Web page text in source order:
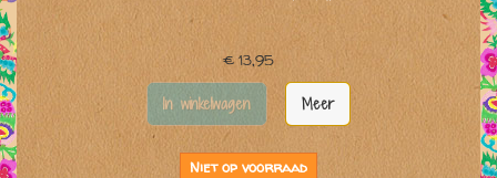
€ 13,95
In winkelwagen Meer
Niet op voorraad